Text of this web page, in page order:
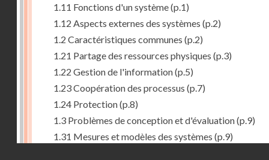
1.11 Fonctions d'un système(p.1)
1.12 Aspects externes des systèmes (p.2)
1.2 Caractéristiques communes (p.2)
1.21 Partage des ressources physiques (p.3)
1.22 Gestion de l'information(p.5)
1.23 Coopération des processus (p.7)
1.24 Protection(p.8)
1.3 Problèmes de conception et d'évaluation(p.9)
1.31 Mesures et modèles des systèmes (p.9)